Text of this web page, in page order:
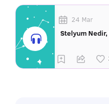
24 Mar
Stelyum